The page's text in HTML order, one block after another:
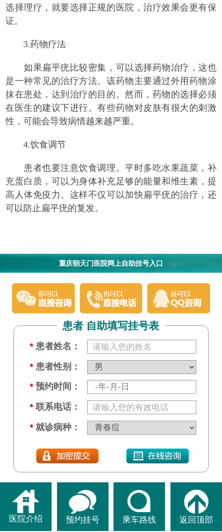
选择理疗，就要选择正规的医院，治疗效果会更有保
证。
3.药物疗法
如果扁平疣比较密集，可以选择药物治疗，这也
是一种常见的治疗方法。该药物主要通过外用药物涂
抹在患处，达到治疗的目的。然而，药物的选择必须
在医生的建议下进行。有些药物对皮肤有很大的刺激
性，可能会导致病情越来越严重。
4.饮食调节
患者也要注意饮食调理。平时多吃水果蔬菜，补
充蛋白质，可以为身体补充足够的能量和维生素，提
高人体免疫力。这样不仅可以加快扁平疣的治疗，还
可以防止扁平疣的复发。
重庆朝天门医院网上自助挂号入口
患者 自助填写挂号表
* 患者姓名：
* 患者性别：
* 预约时间：
* 联系电话：
* 就诊病种：
医院介绍 预约挂号 乘车路线 返回顶部